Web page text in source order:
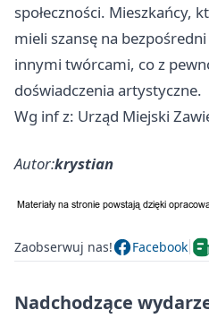
społeczności. Mieszkańcy,
mieli szansę na
innymi twórcami, co z
doświadczenia artystyczne.
Wg inf z: Urząd Miejski
Autor:krystian
Zaobserwuj nas! Facebook
Nadchodzące